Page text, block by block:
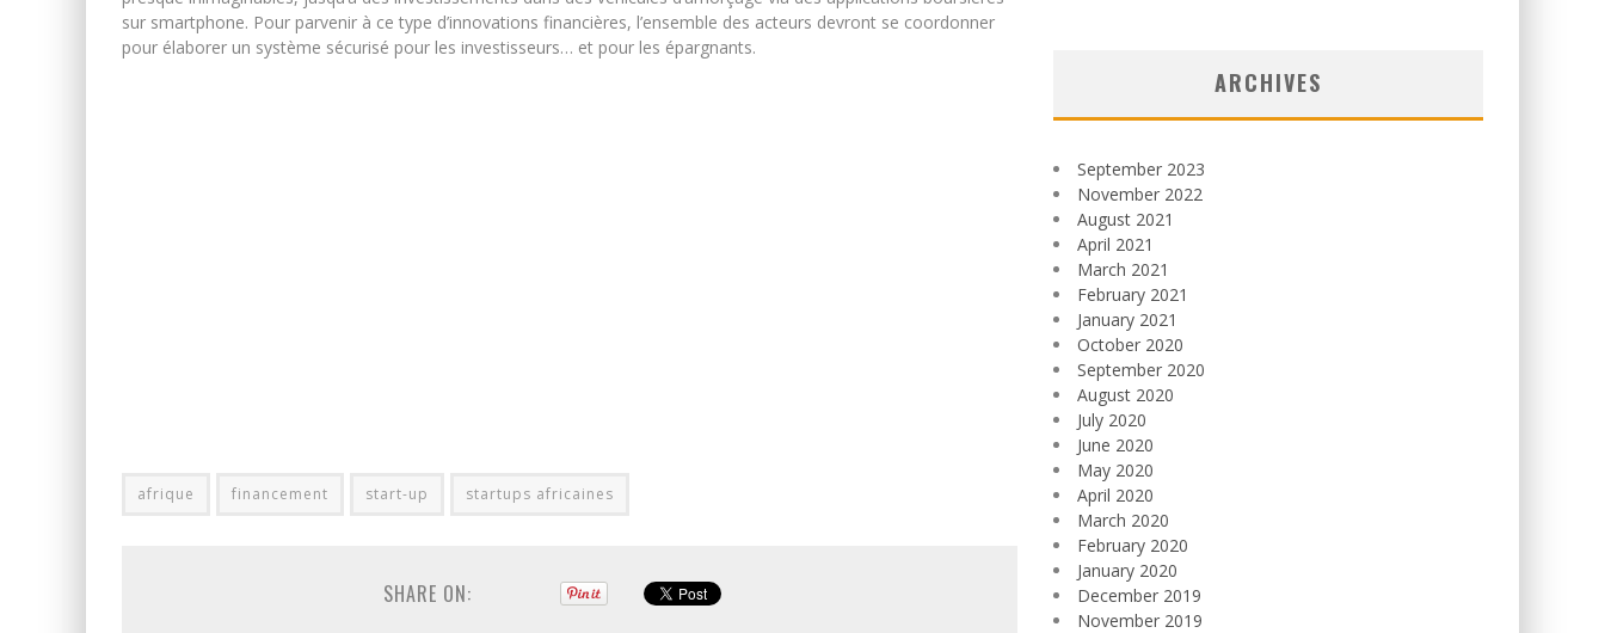
sur smartphone. Pour parvenir à ce type d’innovations financières, l’ensemble des acteurs devront se coordonner
pour élaborer un système sécurisé pour les investisseurs… et pour les épargnants.
afrique financement start-up startups africaines
SHARE ON:
ARCHIVES
September 2023
November 2022
August 2021
April 2021
March 2021
February 2021
January 2021
October 2020
September 2020
August 2020
July 2020
June 2020
May 2020
April 2020
March 2020
February 2020
January 2020
December 2019
November 2019